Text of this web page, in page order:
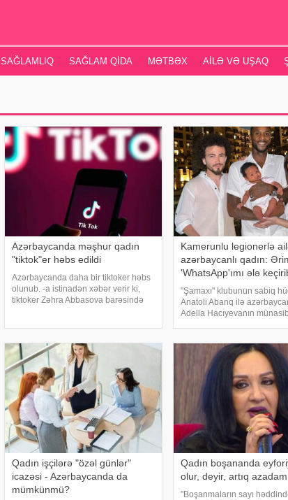
SAĞLAMLIQ SAĞLAM QIDA MƏTBƏX AILƏ VƏ UŞAQ
Azərbaycanda məşhur qadın
"tiktok"er həbs edildi
Azərbaycanda daha bir tiktoker həbs
olunub. -a istinadən xəbər verir ki,
tiktoker Zəhra Abbasova barəsində
gün əvvəl saxlanıla
Kamerunlu legionerlə
azərbaycanlı qadın:
'WhatsApp'ımı ələ
"Şamaxı" klubunun sabiq
Anatoli Abanq ilə
Adella Hacıyevanın
quran cütlü
Qadın işçilərə "özəl günlər"
icazəsi - Azərbaycanda da
mümkünmü?
Qadın boşananda
olur, deyir, artıq azadam
"Boşanmaların sayı